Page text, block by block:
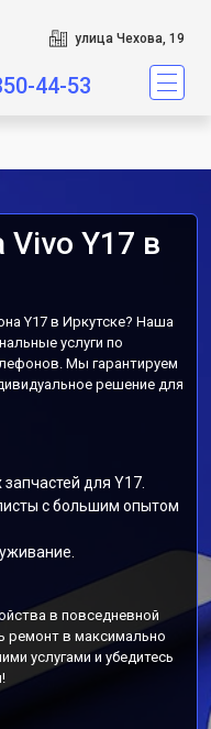
улица Чехова, 19
44-53
Y17 в
Y17 в Иркутске? Наша
услуги по
Мы гарантируем
решение для
для Y17.
с большим опытом
в повседневной
ремонт в максимально
услугами и убедитесь